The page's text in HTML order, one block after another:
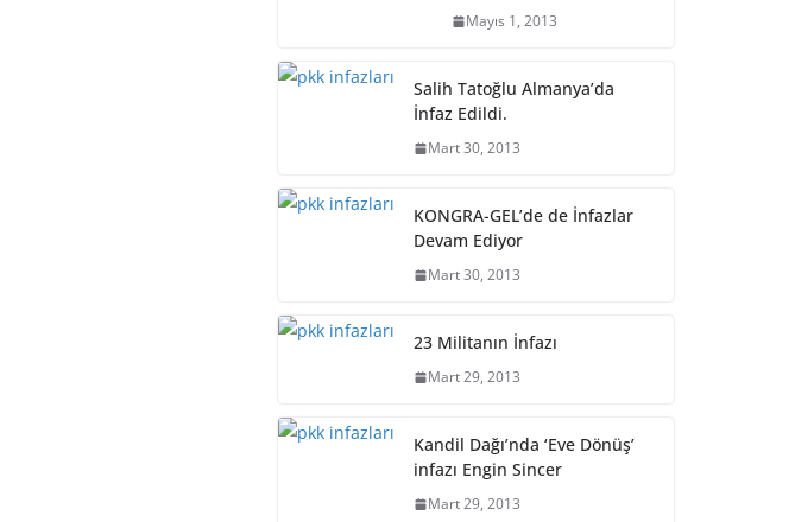
Mayıs 1, 2013
Salih Tatoğlu Almanya’da
İnfaz Edildi.
Mart 30, 2013
KONGRA-GEL’de de İnfazlar
Devam Ediyor
Mart 30, 2013
23 Militanın İnfazı
Mart 29, 2013
Kandil Dağı’nda ‘Eve Dönüş’
infazı Engin Sincer
Mart 29, 2013